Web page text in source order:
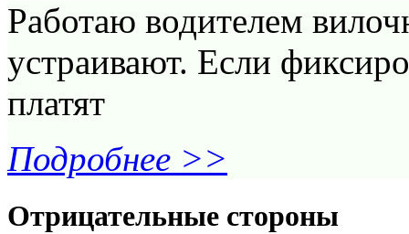
Работаю водителем
устраивают. Если
платят
Подробнее >>
Отрицательные стороны